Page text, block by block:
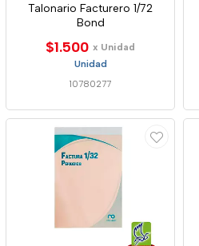
Talonario Facturero 1/72
Bond
$1.500 x Unidad
Unidad
10780277